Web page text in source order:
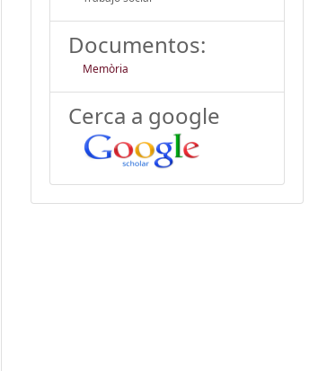
Documentos:
Memòria
Cerca a google